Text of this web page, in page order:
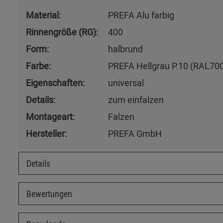
Material:
PREFA Alu farbig
Rinnengröße (RG):
400
Form:
halbrund
Farbe:
PREFA Hellgrau P.10
Eigenschaften:
universal
Details:
zum einfalzen
Montageart:
Falzen
Hersteller:
PREFA GmbH
Details
Bewertungen